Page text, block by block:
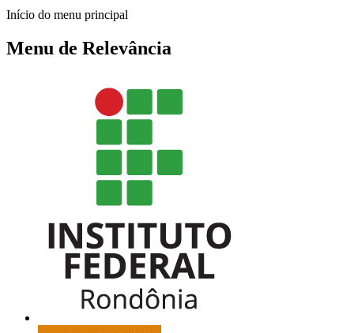
Início do menu principal
Menu de Relevância